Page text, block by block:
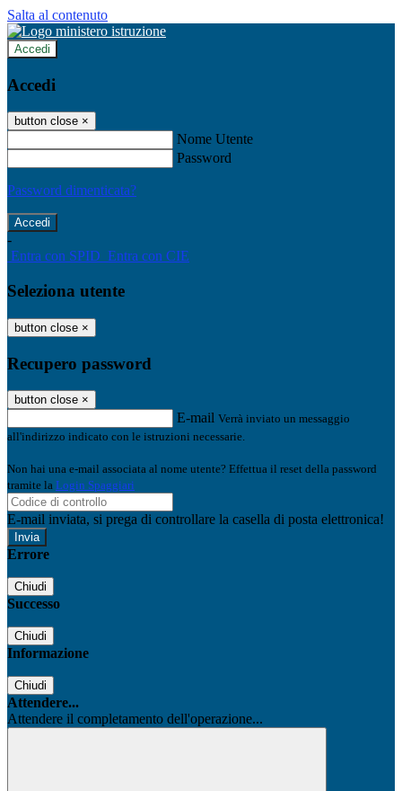
Salta al contenuto
Accedi
Accedi
button close ×
Nome Utente
Password
Password dimenticata?
-
Entra con SPID Entra con CIE
Seleziona utente
button close ×
Recupero password
button close ×
E-mail Verrà inviato un messaggio
all'indirizzo indicato con le istruzioni necessarie.
Non hai una e-mail associata al nome utente? Effettua il reset della password
tramite la Login Spaggiari
E-mail inviata, si prega di controllare la casella di posta elettronica!
Errore
Chiudi
Successo
Chiudi
Informazione
Chiudi
Attendere...
Attendere il completamento dell'operazione...